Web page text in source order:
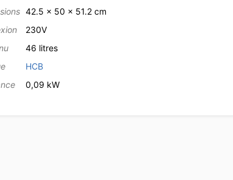
42.5 × 50 × 51.2 cm
230V
46 litres
HCB
0,09 kW